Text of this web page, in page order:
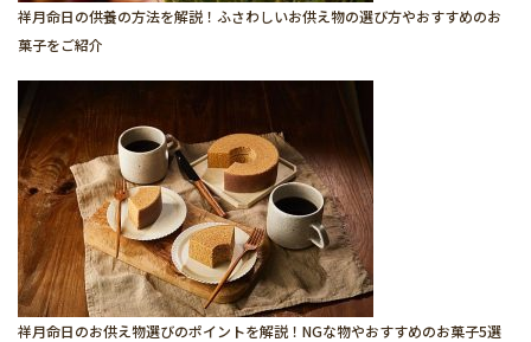
祥月命日の供養の方法を解説！ふさわしいお供え物の選び方やおすすめのお
菓子をご紹介
祥月命日のお供え物選びのポイントを解説！NGな物やおすすめのお菓子5選